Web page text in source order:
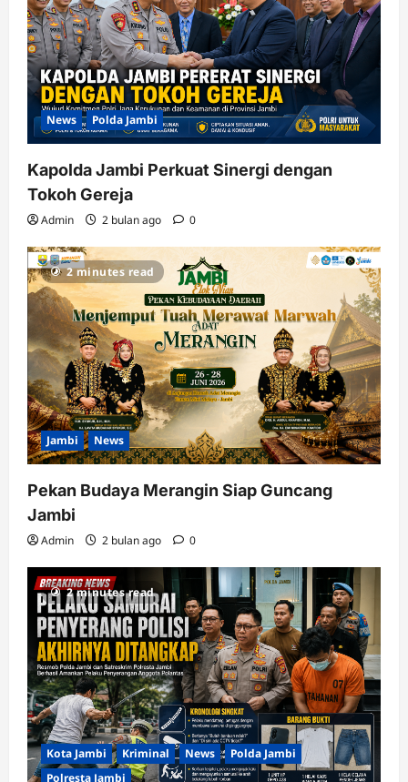
News Polda Jambi
Kapolda Jambi Perkuat Sinergi dengan
Tokoh Gereja
Admin 2 bulan ago 0
2 minutes read
Jambi News
Pekan Budaya Merangin Siap Guncang
Jambi
Admin 2 bulan ago 0
2 minutes read
Kota Jambi Kriminal News
Polda Jambi
Polresta Jambi